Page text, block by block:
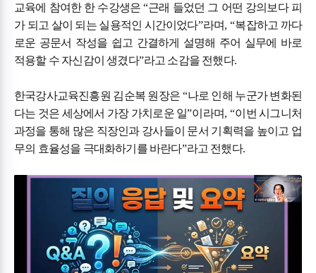
교육에 참여한 한 수강생은“근래 들었던 그 어떤 강의보다 피
가 되고 살이 되는 실용적인 시간이었다”라며, “복잡하고 까다
로운 공문서 작성을 쉽고 간결하게 설명해 주어 실무에 바로
적용할 수 자신감이 생겼다”라고 소감을 전했다.
한국강사교육진흥원 김순복 원장은 “나로 인해 누군가 변화된
다는 것은 세상에서 가장 가치로운 일”이라며, “이번 시그니처
과정을 통해 많은 직장인과 강사들이 문서 기획력을 높이고 업
무의 효율성을 극대화하기를 바란다”라고 전했다.